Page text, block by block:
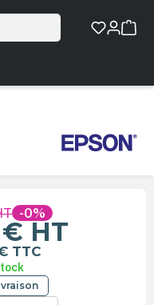
-0%
€ HT
TTC